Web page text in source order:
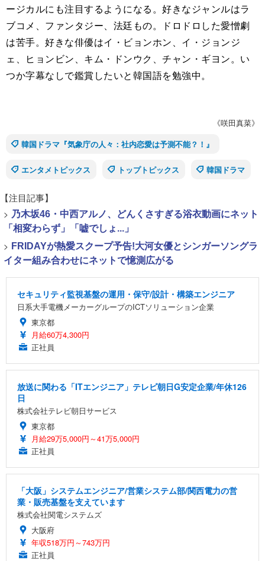
ージカルにも注目するようになる。好きなジャンルはラ
ブコメ、ファンタジー、法廷もの。ドロドロした愛憎劇
は苦手。好きな俳優はイ・ビョンホン、イ・ジョンジ
ェ、ヒョンビン、キム・ドンウク、チャン・ギヨン。い
つか字幕なしで鑑賞したいと韓国語を勉強中。
《咲田真菜》
韓国ドラマ『気象庁の人々：社内恋愛は予測不能？！』
エンタメトピックス トップトピックス 韓国ドラマ
【注目記事】
> 乃木坂46・中西アルノ、どんくさすぎる浴衣動画にネット
「相変わらず」「嘘でしょ...」
> FRIDAYが熱愛スクープ予告!大河女優とシンガーソングラ
イター組み合わせにネットで憶測広がる
セキュリティ監視基盤の運用・保守/設計・構築エンジニア
日系大手電機メーカーグループのICTソリューション企業
東京都
月給60万4,300円
正社員
放送に関わる「ITエンジニア」テレビ朝日G安定企業/年休126
日
株式会社テレビ朝日サービス
東京都
月給29万5,000円～41万5,000円
正社員
「大阪」システムエンジニア/営業システム部/関西電力の営
業・販売基盤を支えています
株式会社関電システムズ
大阪府
年収518万円～743万円
正社員